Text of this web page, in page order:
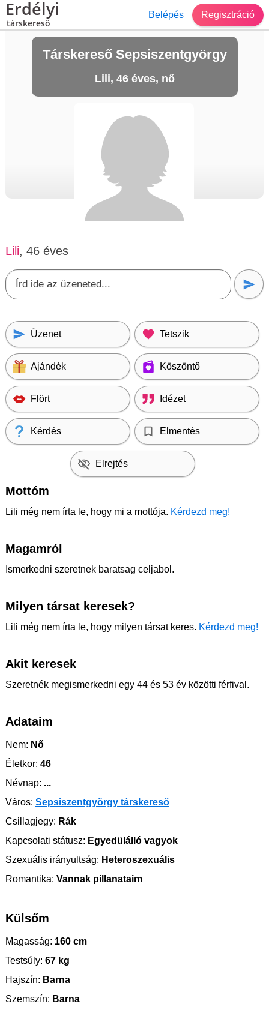
Erdélyi
társkereső
Belépés Regisztráció
Társkereső Sepsiszentgyörgy
Lili, 46 éves, nő
Lili, 46 éves
Üzenet Tetszik
Ajándék Köszöntő
Flört Idézet
Kérdés Elmentés
Elrejtés
Mottóm
Lili még nem írta le, hogy mi a mottója. Kérdezd meg!
Magamról
Ismerkedni szeretnek baratsag celjabol.
Milyen társat keresek?
Lili még nem írta le, hogy milyen társat keres. Kérdezd meg!
Akit keresek
Szeretnék megismerkedni egy 44 és 53 év közötti férfival.
Adataim
Nem: Nő
Életkor: 46
Névnap: ...
Város: Sepsiszentgyörgy társkereső
Csillagjegy: Rák
Kapcsolati státusz: Egyedülálló vagyok
Szexuális irányultság: Heteroszexuális
Romantika: Vannak pillanataim
Külsőm
Magasság: 160 cm
Testsúly: 67 kg
Hajszín: Barna
Szemszín: Barna